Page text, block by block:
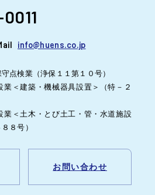
info@huens.co.jp
点検業（浄保１１第１０号）
＜建築・機械器具設置＞（特－２
業＜土木・とび土工・管・水道施設
８号）
お問い合わせ